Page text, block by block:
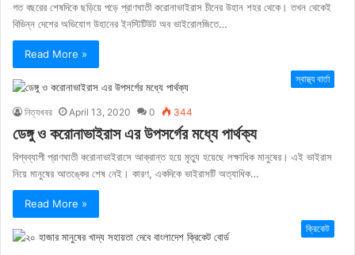
গত বছরের শেষদিকে ছড়িয়ে পড়ে প্রাণঘাতী করোনাভাইরাস চীনের উহান শহর থেকে। তখন থেকেই
বিভিন্ন দেশের অভিযোগ উহানের ইনস্টিটিউট অব ভাইরোলজিতে…
Read More »
স্বাস্থ্য বার্তা
নিত্যখবর April 13, 2020 0 344
ডেঙ্গু ও করোনাভাইরাস এর উপসর্গের মধ্যে পার্থক্য
বিশ্বব্যাপী প্রাণঘাতী করোনাভাইরাসে আক্রান্ত হয়ে মৃত্যু হয়েছে লক্ষাধিক মানুষের। এই ভাইরাস
নিয়ে মানুষের আতঙ্কের শেষ নেই। কারণ, একদিকে ভাইরাসটি অত্যাধিক…
Read More »
ক্রিকেট